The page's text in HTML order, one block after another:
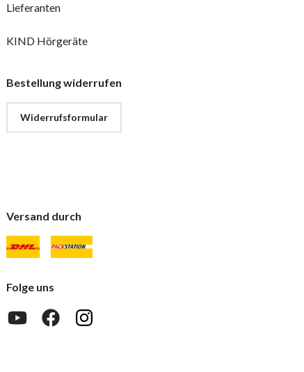
Lieferanten
KIND Hörgeräte
Bestellung widerrufen
Widerrufsformular
Versand durch
Folge uns